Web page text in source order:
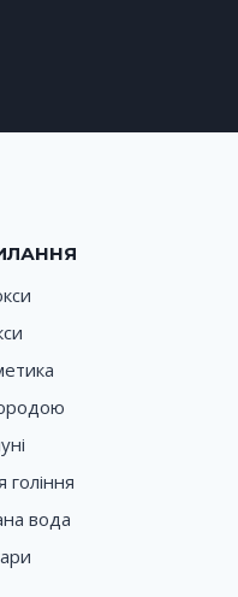
гоління
вода